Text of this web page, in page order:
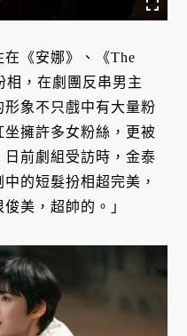
《安娜》、《The
，在劇團反串男主
象不只戲中有大量粉
擁許多女粉絲，更被
前劇組受訪時，金泰
的短髮扮相超完美，
美，超帥的。」